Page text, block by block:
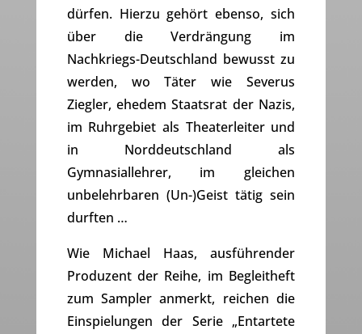
dürfen. Hierzu gehört ebenso, sich
über die Verdrängung im
Nachkriegs-Deutschland bewusst zu
werden, wo Täter wie Severus
Ziegler, ehedem Staatsrat der Nazis,
im Ruhrgebiet als Theaterleiter und
in Norddeutschland als
Gymnasiallehrer, im gleichen
unbelehrbaren (Un-)Geist tätig sein
durften …
Wie Michael Haas, ausführender
Produzent der Reihe, im Begleitheft
zum Sampler anmerkt, reichen die
Einspielungen der Serie „Entartete